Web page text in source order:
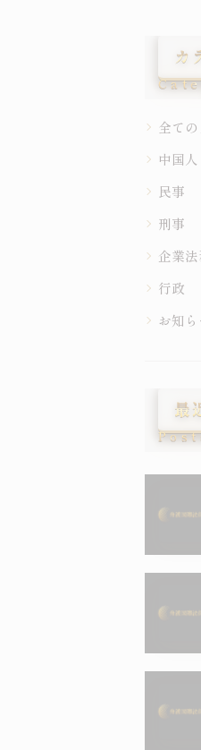
カ
全て
中国人
民事
刑事
企業
行政
お知
最